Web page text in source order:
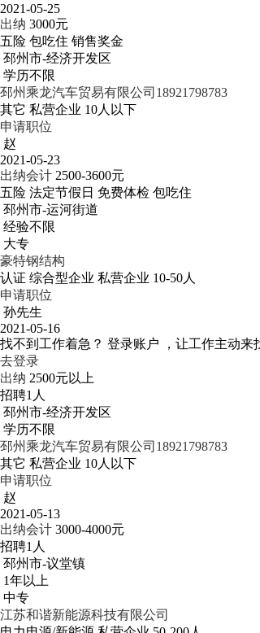
2021-05-25
出纳 3000元
五险 包吃住 销售奖金
邳州市-经济开发区
学历不限
邳州乘龙汽车贸易有限公司18921798783
其它 私营企业 10人以下
申请职位
赵
2021-05-23
出纳会计 2500-3600元
五险 法定节假日 免费体检 包吃住
邳州市-运河街道
经验不限
大专
豪特钢结构
认证 综合型企业 私营企业 10-50人
申请职位
孙先生
2021-05-16
找不到工作着急？ 登录账户 ，让工作主动来
去登录
出纳 2500元以上
招聘1人
邳州市-经济开发区
学历不限
邳州乘龙汽车贸易有限公司18921798783
其它 私营企业 10人以下
申请职位
赵
2021-05-13
出纳会计 3000-4000元
招聘1人
邳州市-议堂镇
1年以上
中专
江苏和谐新能源科技有限公司